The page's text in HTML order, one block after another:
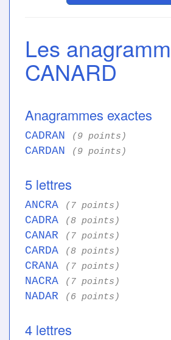
Les
CANARD
Anagrammes exactes
CADRAN (9 points)
CARDAN (9 points)
5 lettres
ANCRA (7 points)
CADRA (8 points)
CANAR (7 points)
CARDA (8 points)
CRANA (7 points)
NACRA (7 points)
NADAR (6 points)
4 lettres